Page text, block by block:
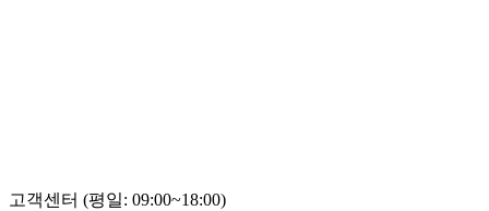
고객센터 (평일: 09:00~18:00)